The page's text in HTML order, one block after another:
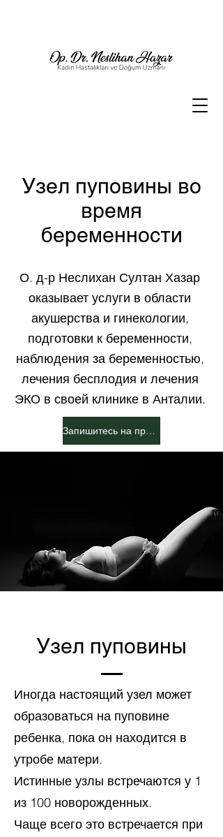
Узел пуповины во
время
беременности
О. д-р Неслихан Султан Хазар
оказывает услуги в области
акушерства и гинекологии,
подготовки к беременности,
наблюдения за беременностью,
лечения бесплодия и лечения
ЭКО в своей клинике в Анталии.
Запишитесь на прием сейчас
Узел пуповины
Иногда настоящий узел может
образоваться на пуповине
ребенка, пока он находится в
утробе матери.
Истинные узлы встречаются у 1
из 100 новорожденных.
Чаще всего это встречается при